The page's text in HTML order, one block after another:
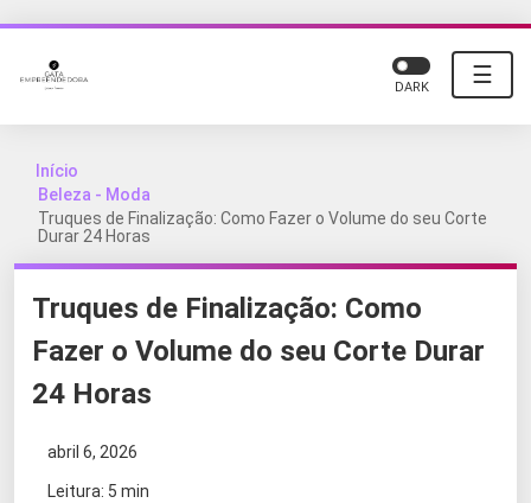
☰
DARK
Início
Beleza - Moda
Truques de Finalização: Como Fazer o Volume do seu Corte
Durar 24 Horas
Truques de Finalização: Como
Fazer o Volume do seu Corte Durar
24 Horas
abril 6, 2026
Leitura: 5 min